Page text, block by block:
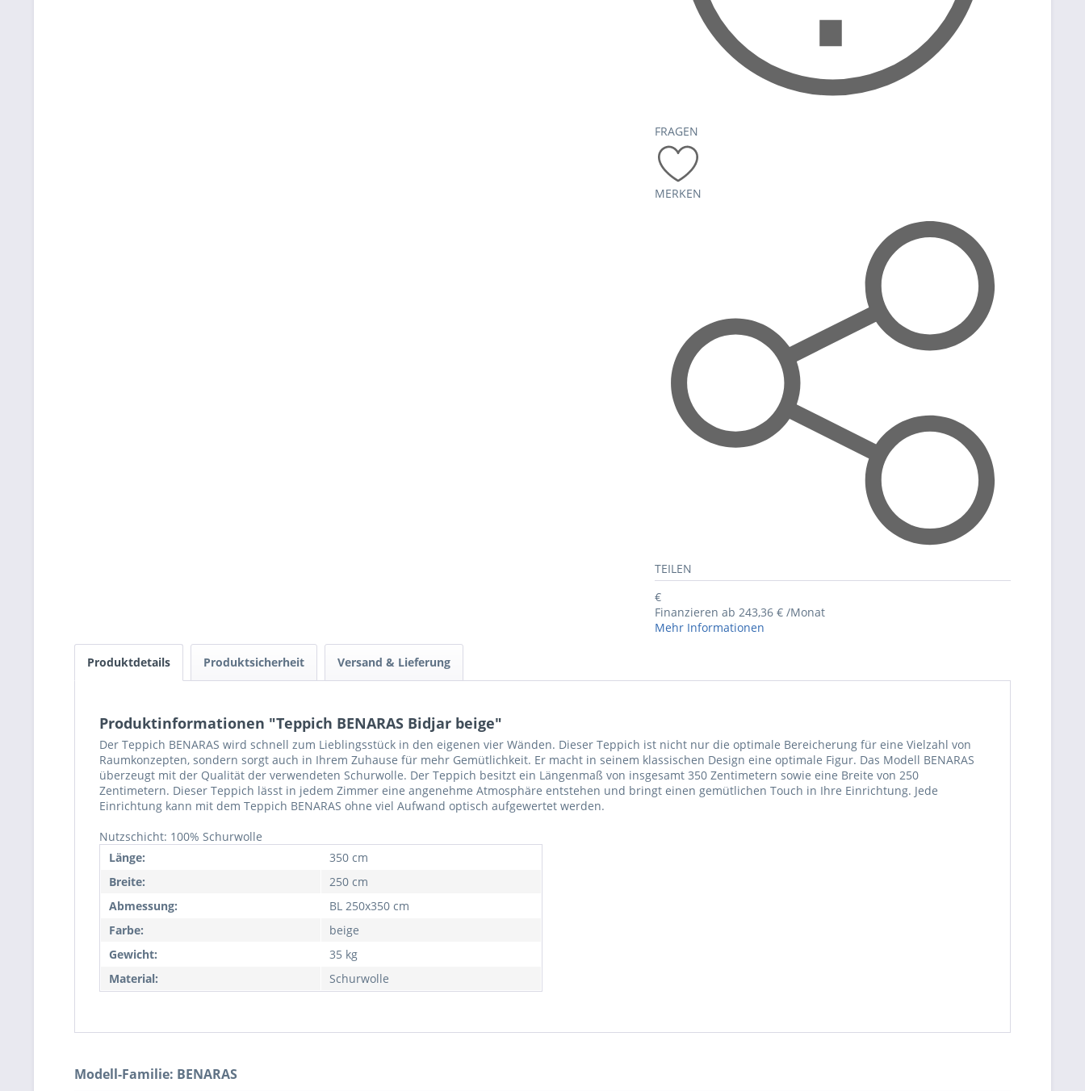
FRAGEN
MERKEN
TEILEN
€
Finanzieren ab 243,36 € /Monat
Mehr Informationen
Produktdetails Produktsicherheit Versand & Lieferung
Produktinformationen "Teppich BENARAS Bidjar beige"
Der Teppich BENARAS wird schnell zum Lieblingsstück in den eigenen vier Wänden. Dieser Teppich ist nicht nur die optimale Bereicherung für eine Vielzahl von
Raumkonzepten, sondern sorgt auch in Ihrem Zuhause für mehr Gemütlichkeit. Er macht in seinem klassischen Design eine optimale Figur. Das Modell BENARAS
überzeugt mit der Qualität der verwendeten Schurwolle. Der Teppich besitzt ein Längenmaß von insgesamt 350 Zentimetern sowie eine Breite von 250
Zentimetern. Dieser Teppich lässt in jedem Zimmer eine angenehme Atmosphäre entstehen und bringt einen gemütlichen Touch in Ihre Einrichtung. Jede
Einrichtung kann mit dem Teppich BENARAS ohne viel Aufwand optisch aufgewertet werden.
Nutzschicht: 100% Schurwolle
Länge:
350 cm
Breite:
250 cm
Abmessung:
BL 250x350 cm
Farbe:
beige
Gewicht:
35 kg
Material:
Schurwolle
Modell-Familie: BENARAS